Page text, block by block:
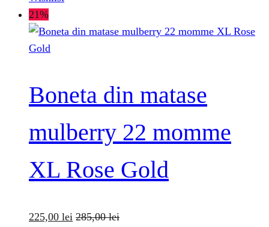
21%
Boneta din matase
mulberry 22 momme
XL Rose Gold
225,00 lei 285,00lei